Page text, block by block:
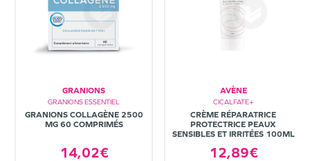
GRANIONS
GRANIONS ESSENTIEL
GRANIONS COLLAGÈNE 2500
MG 60 COMPRIMÉS
14,02€
AVÈNE
CICALFATE+
CRÈME RÉPARATRICE
PROTECTRICE PEAUX
SENSIBLES ET IRRITÉES 100ML
12,89€